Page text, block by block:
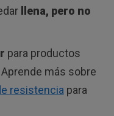
llena, pero no
para productos
más sobre
resistenciapara